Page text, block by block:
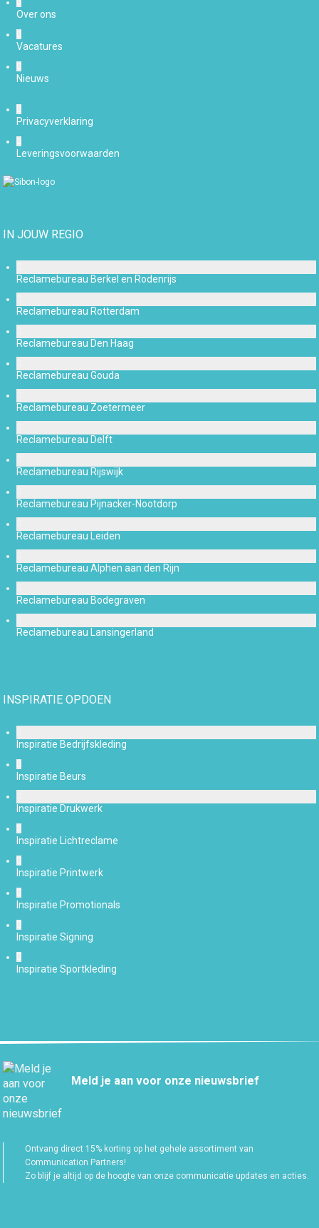
Over ons
Vacatures
Nieuws
Privacyverklaring
Leveringsvoorwaarden
IN JOUW REGIO
Reclamebureau Berkel en Rodenrijs
Reclamebureau Rotterdam
Reclamebureau Den Haag
Reclamebureau Gouda
Reclamebureau Zoetermeer
Reclamebureau Delft
Reclamebureau Rijswijk
Reclamebureau Pijnacker-Nootdorp
Reclamebureau Leiden
Reclamebureau Alphen aan den Rijn
Reclamebureau Bodegraven
Reclamebureau Lansingerland
INSPIRATIE OPDOEN
Inspiratie Bedrijfskleding
Inspiratie Beurs
Inspiratie Drukwerk
Inspiratie Lichtreclame
Inspiratie Printwerk
Inspiratie Promotionals
Inspiratie Signing
Inspiratie Sportkleding
Meld je aan voor onze nieuwsbrief
Ontvang direct 15% korting op het gehele assortiment van
Communication Partners!
Zo blijf je altijd op de hoogte van onze communicatie updates en acties.